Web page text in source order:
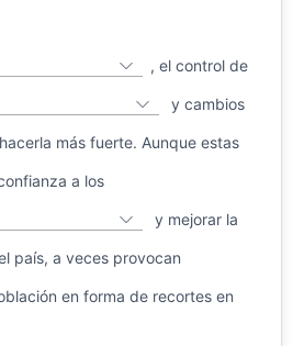
, el control de
y cambios
más fuerte. Aunque estas
a los
y mejorar la
país, a veces provocan
en forma de recortes en